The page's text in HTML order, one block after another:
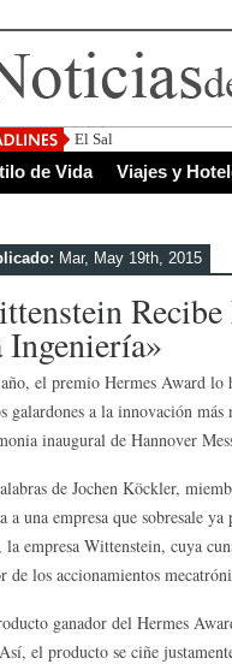
El Salvador, uno de los
de Vida Viajes y
Mar, May 19th, 2015
Ingeniería»
el premio Hermes Award lo
galardones a la innovación
inaugural de Hannover
de Jochen Köckler,
a una empresa que sobresale
la empresa Wittenstein, cuya
de los accionamientos
ganador del Hermes
el producto se ciñe